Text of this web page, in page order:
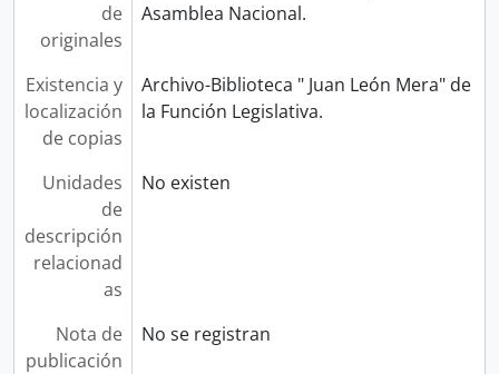
de
originales
Asamblea Nacional.
Existencia y
localización
de copias
Archivo-Biblioteca " Juan León Mera" de
la Función Legislativa.
Unidades
de
descripción
relacionad
as
No existen
Nota de
publicación
No se registran